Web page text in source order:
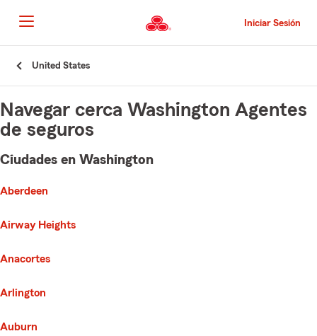
al
contenido
principal
Iniciar Sesión
United States
Navegar cerca Washington Agentes
de seguros
Ciudades en Washington
Aberdeen
Airway Heights
Anacortes
Arlington
Auburn